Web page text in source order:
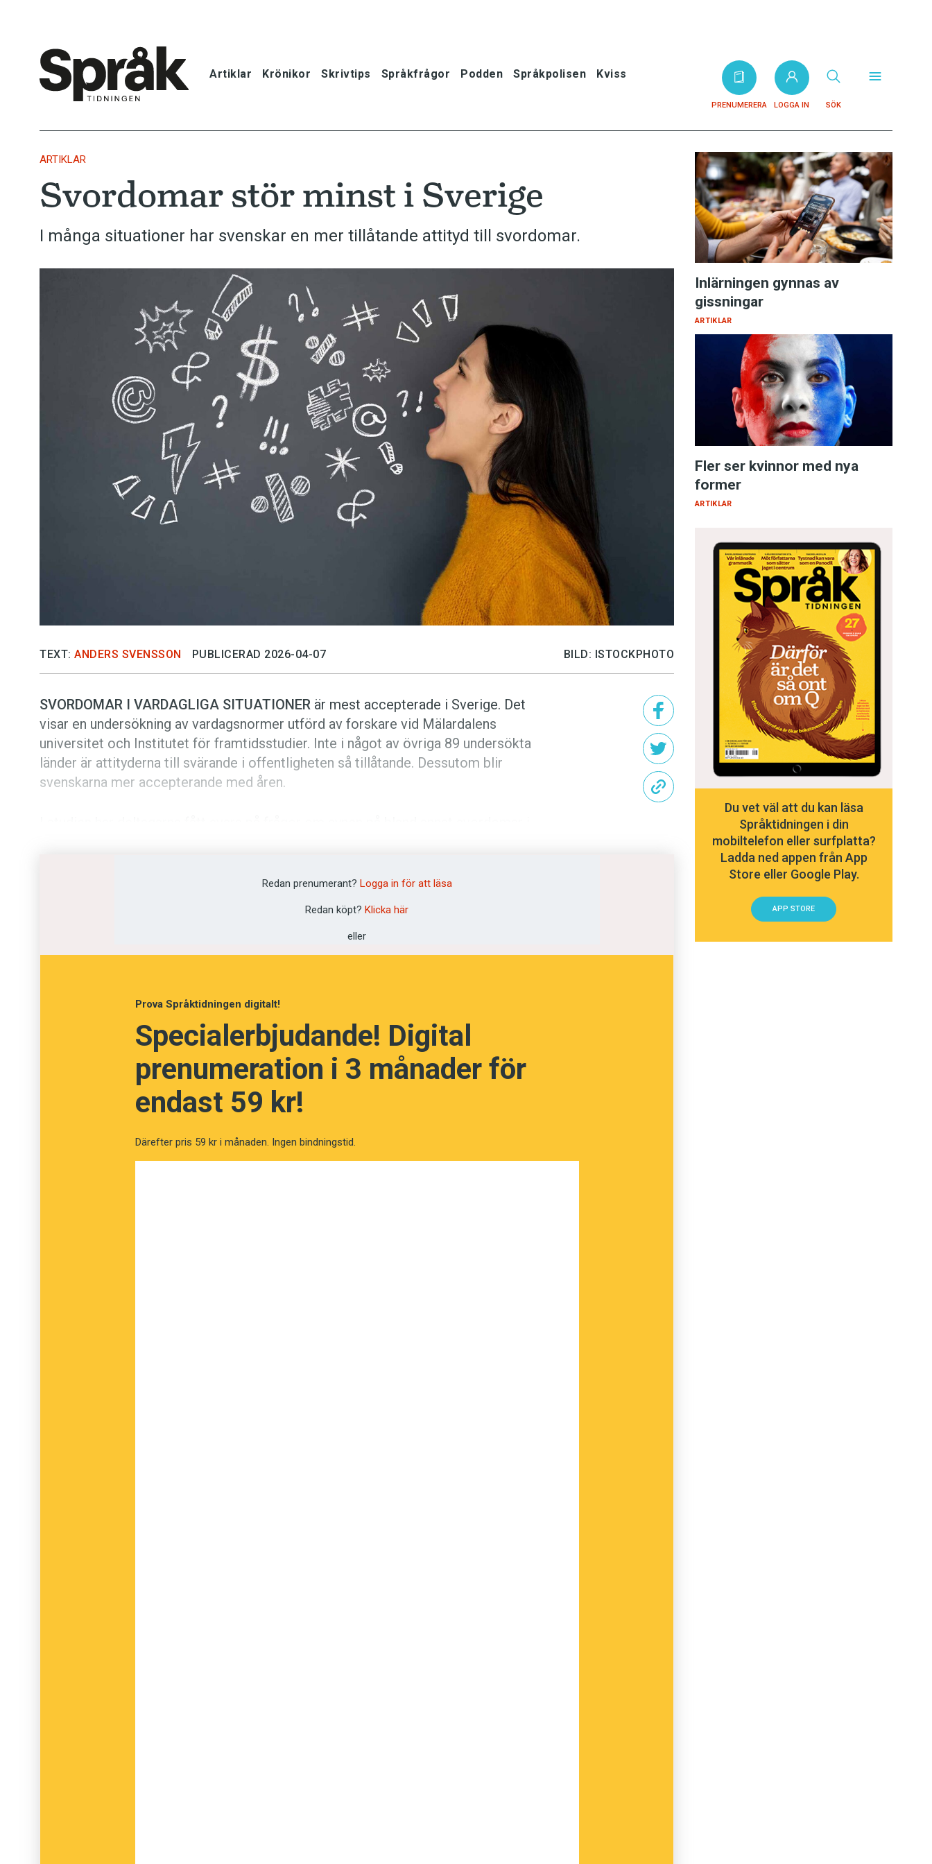
Artiklar Krönikor Skrivtips Språkfrågor Podden Språkpolisen Kviss
PRENUMERERA LOGGA IN SÖK
Krönikor
Språkfrågor
Skrivtips
Bokrecensioner
Kviss
Podden
Anmäl till språkpolisen
Föreslå nyord
Annonsera
Prenumerera
ARTIKLAR
Svordomar stör minst i Sverige
I många situationer har svenskar en mer tillåtande attityd till svordomar.
TEXT: ANDERS SVENSSON PUBLICERAD 2026-04-07 BILD: ISTOCKPHOTO
SVORDOMAR I VARDAGLIGA SITUATIONER är mest accep­terade i Sverige. Det
visar en undersökning av vardagsnormer utförd av forskare vid Mälardalens
universitet och Institutet för framtidsstudier. Inte i något av övriga 89 undersökta
länder är attityderna till svärande i offentlig­heten så tillåtande. Dessutom blir
svenskarna mer accepterande med åren.
som anses störa andra – som att prata under en filmvisning på en biograf – som
Innehållet på denna webbplats är upphovsrättsligt skyddat.
Redan prenumerant? Logga in för att läsa
Redan köpt? Klicka här
eller
Prova Språktidningen digitalt!
Specialerbjudande! Digital
prenumeration i 3 månader för
endast 59 kr!
Därefter pris 59 kr i månaden. Ingen bindningstid.
Inlärningen gynnas av
gissningar
ARTIKLAR
Fler ser kvinnor med nya
former
ARTIKLAR
Du vet väl att du kan läsa
Språktidningen i din
mobiltelefon eller surfplatta?
Ladda ned appen från App
Store eller Google Play.
APP STORE